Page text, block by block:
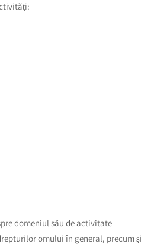
domeniul său de activitate
omului în general, precum